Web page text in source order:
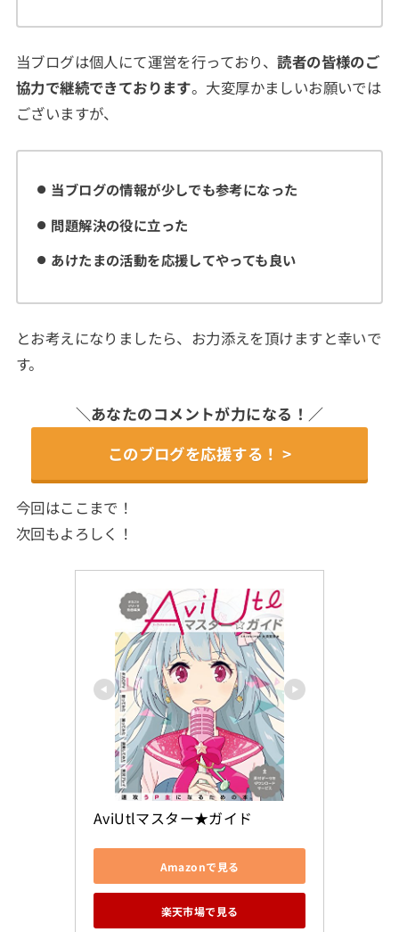
当ブログは個人にて運営を行っており、読者の皆様のご
協力で継続できております。大変厚かましいお願いでは
ございますが、
当ブログの情報が少しでも参考になった
問題解決の役に立った
あけたまの活動を応援してやっても良い
とお考えになりましたら、お力添えを頂けますと幸いで
す。
＼あなたのコメントが力になる！／
このブログを応援する！ >
今回はここまで！
次回もよろしく！
AviUtlマスター★ガイド
Amazonで見る
楽天市場で見る